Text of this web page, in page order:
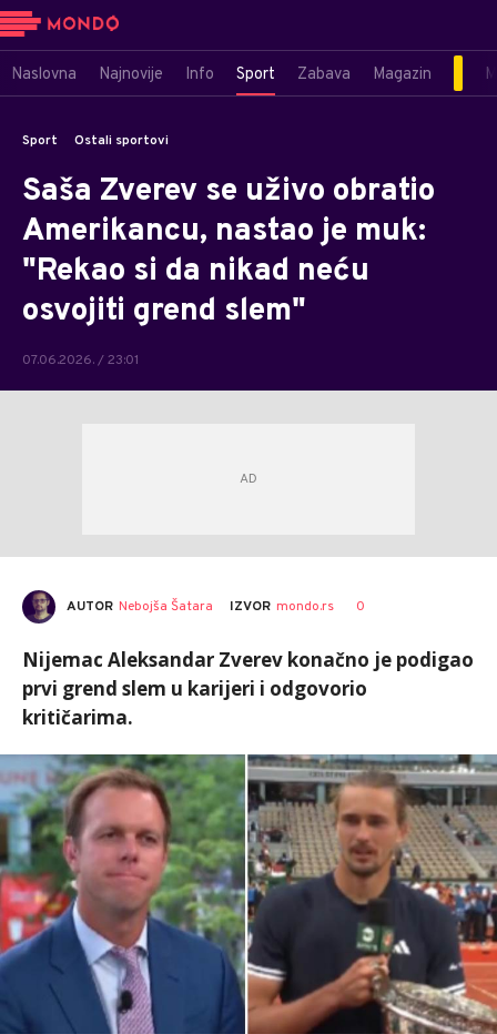
Naslovna Najnovije Info Sport Zabava Magazin
Sport Ostali sportovi
Saša Zverev se uživo obratio
Amerikancu, nastao je muk:
"Rekao si da nikad neću
osvojiti grend slem"
07.06.2026. / 23:01
AUTOR Nebojša Šatara IZVOR mondo.rs 0
Nijemac Aleksandar Zverev konačno je podigao
prvi grend slem u karijeri i odgovorio
kritičarima.